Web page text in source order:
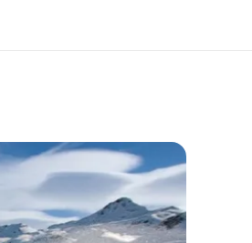
Werde Teil unseres Teams